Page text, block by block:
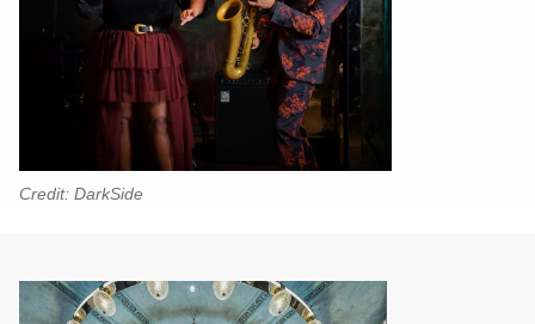
Credit: DarkSide